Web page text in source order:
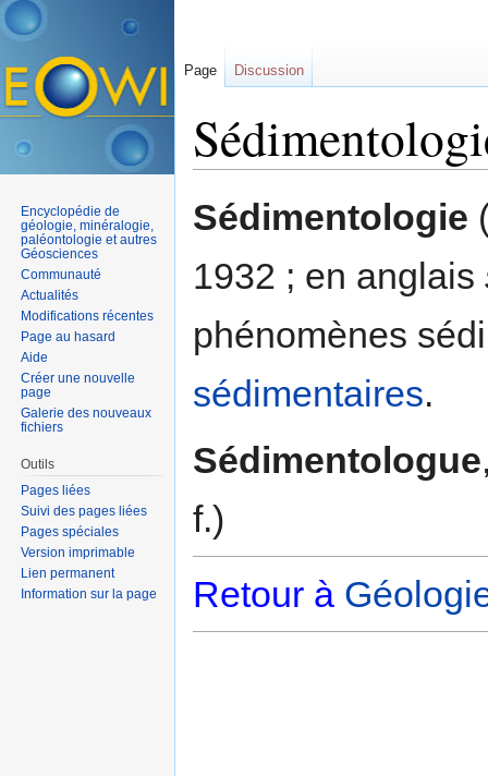
Sédimentologie
1932 ; en anglais
phénomènes
sédimentaires.
Sédimentologue
f.)
Retour à
Page Discussion
Encyclopédie de
géologie, minéralogie,
paléontologie et autres
Géosciences
Communauté
Actualités
Modifications récentes
Page au hasard
Aide
Créer une nouvelle
page
Galerie des nouveaux
fichiers
Outils
Pages liées
Suivi des pages liées
Pages spéciales
Version imprimable
Lien permanent
Information sur la page